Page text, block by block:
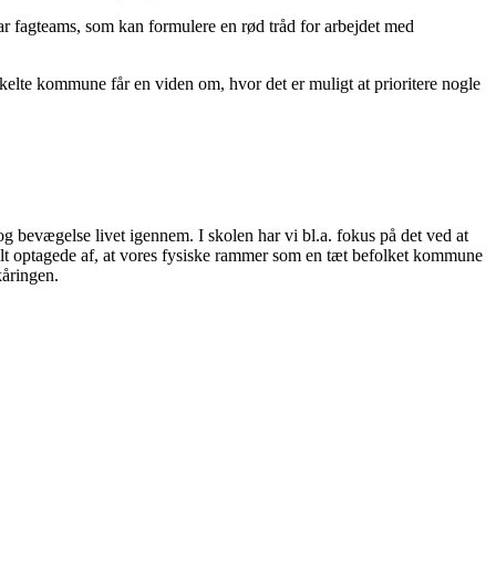
som kan formulere en rød tråd for arbejdet med
kommune får en viden om, hvor det er muligt at prioritere nogle
bevægelse livet igennem. I skolen har vi bl.a. fokus på det ved at
af, at vores fysiske rammer som en tæt befolket kommune